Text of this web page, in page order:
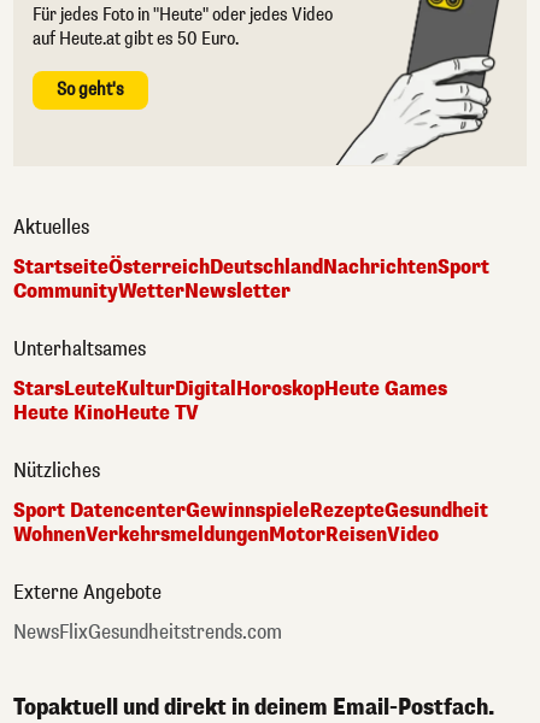
Für jedes Foto in "Heute" oder jedes Video
auf Heute.at gibt es 50 Euro.
So geht's
Aktuelles
StartseiteÖsterreichDeutschlandNachrichtenSport
CommunityWetterNewsletter
Unterhaltsames
StarsLeuteKulturDigitalHoroskopHeute Games
Heute KinoHeute TV
Nützliches
Sport DatencenterGewinnspieleRezepteGesundheit
WohnenVerkehrsmeldungenMotorReisenVideo
Externe Angebote
NewsFlixGesundheitstrends.com
Topaktuell und direkt in deinem Email-Postfach.